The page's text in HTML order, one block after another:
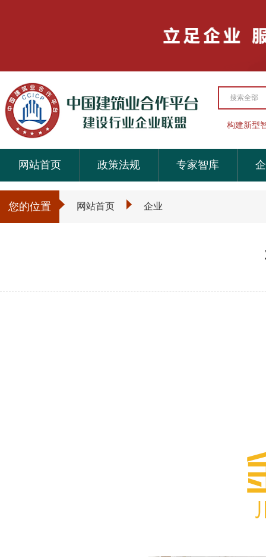
搜索全部
构建新型
网站首页 政策法规 专家智库
您的位置 网站首页 企业